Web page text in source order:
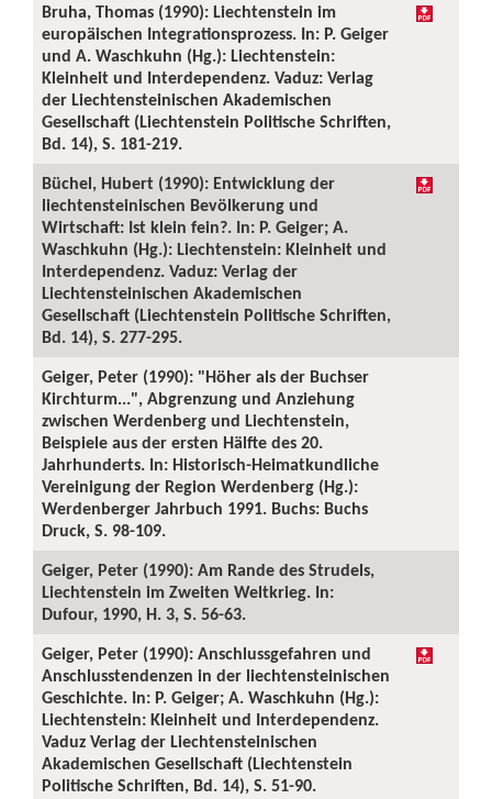
Bruha, Thomas (1990): Liechtenstein im
europäischen Integrationsprozess. In: P. Geiger
und A. Waschkuhn (Hg.): Liechtenstein:
Kleinheit und Interdependenz. Vaduz: Verlag
der Liechtensteinischen Akademischen
Gesellschaft (Liechtenstein Politische Schriften,
Bd. 14), S. 181-219.
Büchel, Hubert (1990): Entwicklung der
liechtensteinischen Bevölkerung und
Wirtschaft: Ist klein fein?. In: P. Geiger; A.
Waschkuhn (Hg.): Liechtenstein: Kleinheit und
Interdependenz. Vaduz: Verlag der
Liechtensteinischen Akademischen
Gesellschaft (Liechtenstein Politische Schriften,
Bd. 14), S. 277-295.
Geiger, Peter (1990): "Höher als der Buchser
Kirchturm...", Abgrenzung und Anziehung
zwischen Werdenberg und Liechtenstein,
Beispiele aus der ersten Hälfte des 20.
Jahrhunderts. In: Historisch-Heimatkundliche
Vereinigung der Region Werdenberg (Hg.):
Werdenberger Jahrbuch 1991. Buchs: Buchs
Druck, S. 98-109.
Geiger, Peter (1990): Am Rande des Strudels,
Liechtenstein im Zweiten Weltkrieg. In:
Dufour, 1990, H. 3, S. 56-63.
Geiger, Peter (1990): Anschlussgefahren und
Anschlusstendenzen in der liechtensteinischen
Geschichte. In: P. Geiger; A. Waschkuhn (Hg.):
Liechtenstein: Kleinheit und Interdependenz.
Vaduz Verlag der Liechtensteinischen
Akademischen Gesellschaft (Liechtenstein
Politische Schriften, Bd. 14), S. 51-90.